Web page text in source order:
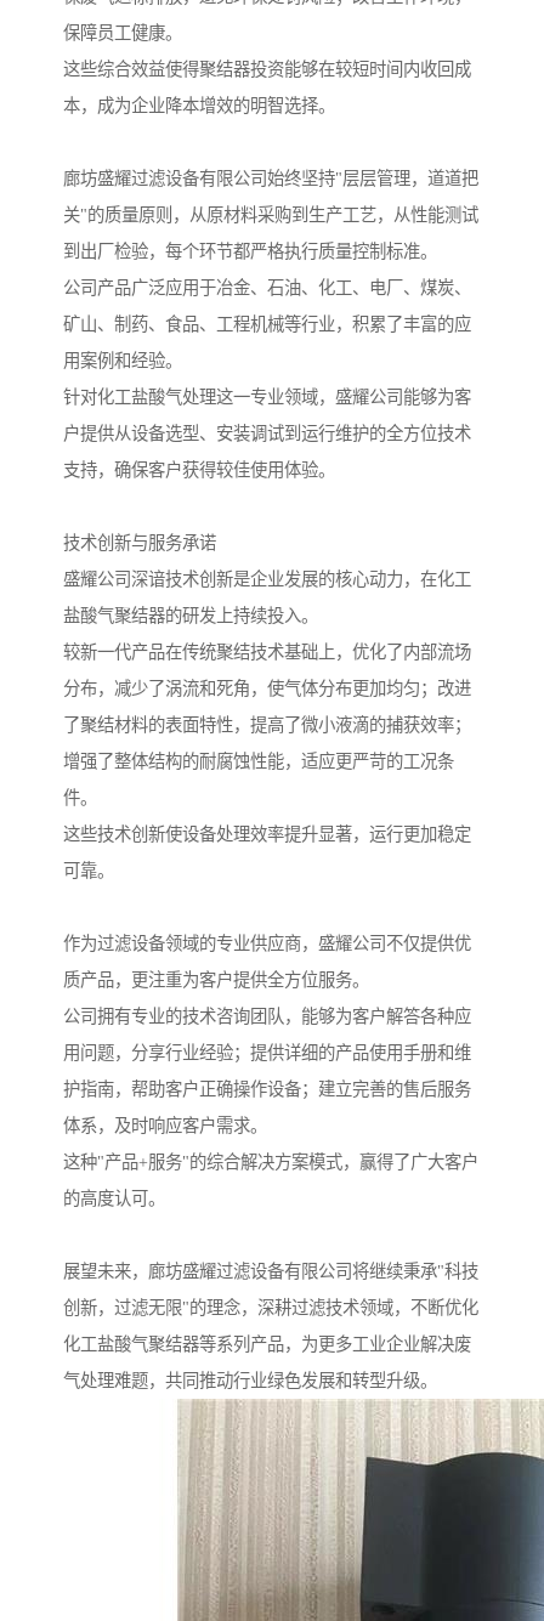
保障员工健康。
这些综合效益使得聚结器投资能够在较短时间内收回成
本，成为企业降本增效的明智选择。
廊坊盛耀过滤设备有限公司始终坚持"层层管理，道道把
关"的质量原则，从原材料采购到生产工艺，从性能测试
到出厂检验，每个环节都严格执行质量控制标准。
公司产品广泛应用于冶金、石油、化工、电厂、煤炭、
矿山、制药、食品、工程机械等行业，积累了丰富的应
用案例和经验。
针对化工盐酸气处理这一专业领域，盛耀公司能够为客
户提供从设备选型、安装调试到运行维护的全方位技术
支持，确保客户获得较佳使用体验。
技术创新与服务承诺
盛耀公司深谙技术创新是企业发展的核心动力，在化工
盐酸气聚结器的研发上持续投入。
较新一代产品在传统聚结技术基础上，优化了内部流场
分布，减少了涡流和死角，使气体分布更加均匀；改进
了聚结材料的表面特性，提高了微小液滴的捕获效率；
增强了整体结构的耐腐蚀性能，适应更严苛的工况条
件。
这些技术创新使设备处理效率提升显著，运行更加稳定
可靠。
作为过滤设备领域的专业供应商，盛耀公司不仅提供优
质产品，更注重为客户提供全方位服务。
公司拥有专业的技术咨询团队，能够为客户解答各种应
用问题，分享行业经验；提供详细的产品使用手册和维
护指南，帮助客户正确操作设备；建立完善的售后服务
体系，及时响应客户需求。
这种"产品+服务"的综合解决方案模式，赢得了广大客户
的高度认可。
展望未来，廊坊盛耀过滤设备有限公司将继续秉承"科技
创新，过滤无限"的理念，深耕过滤技术领域，不断优化
化工盐酸气聚结器等系列产品，为更多工业企业解决废
气处理难题，共同推动行业绿色发展和转型升级。